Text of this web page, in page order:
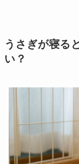
うさぎが寝る
い？